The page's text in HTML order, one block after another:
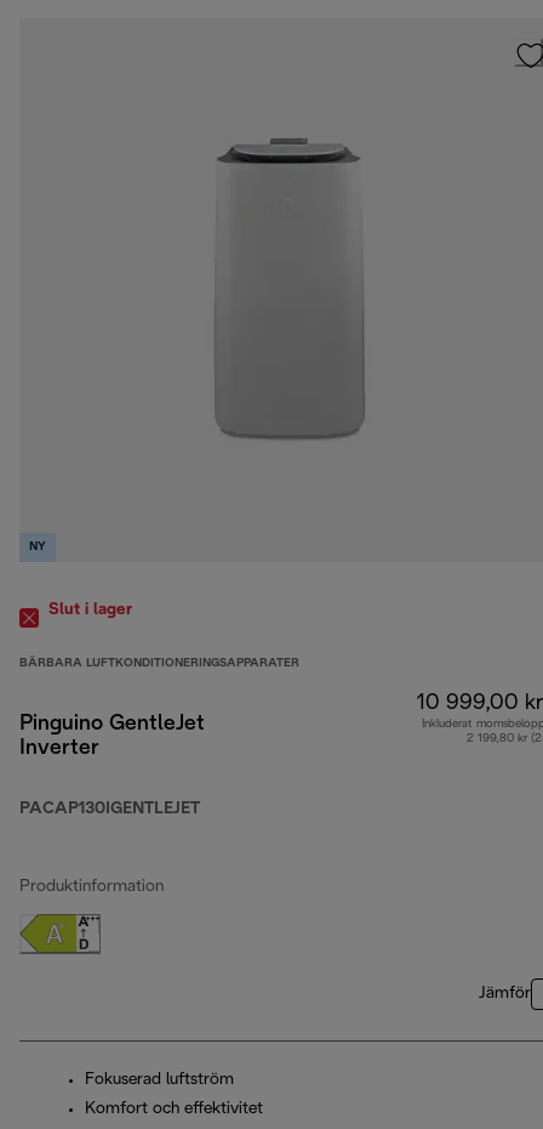
NY
Slut i lager
BÄRBARA LUFTKONDITIONERINGSAPPARATER
Pinguino GentleJet
Inverter
PACAP130IGENTLEJET
10 999,00 kr
Inkluderat
2 199,80 kr
Produktinformation
Jämför
Fokuserad luftström
Komfort och effektivitet